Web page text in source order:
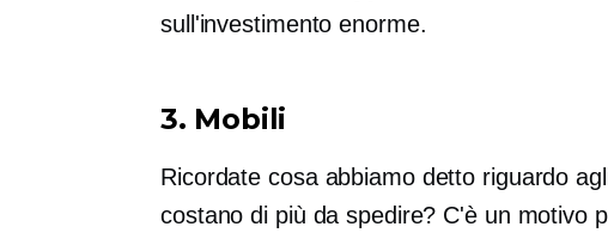
sull'investimento enorme.
3. Mobili
Ricordate cosa abbiamo detto riguardo
costano di più da spedire? C'è un motivo